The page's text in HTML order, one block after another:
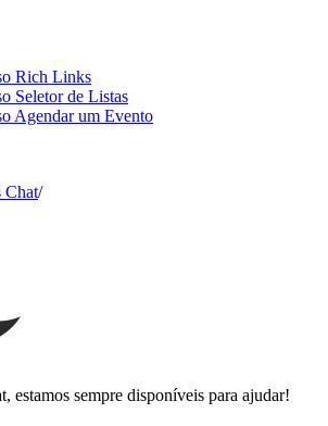
Rich Links
Seletor de Listas
Agendar um Evento
Chat/
estamos sempre disponíveis para ajudar!